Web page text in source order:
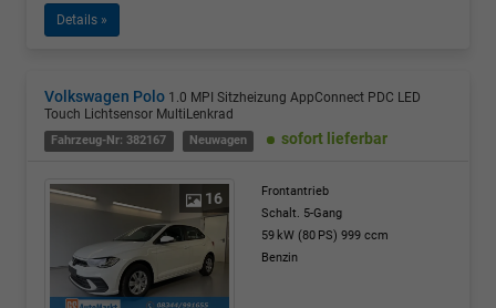
Details »
Volkswagen Polo 1.0 MPI Sitzheizung AppConnect PDC LED
Touch Lichtsensor MultiLenkrad
Fahrzeug-Nr: 382167 Neuwagen sofort lieferbar
16
Frontantrieb
Schalt. 5-Gang
59 kW (80 PS) 999 ccm
Benzin